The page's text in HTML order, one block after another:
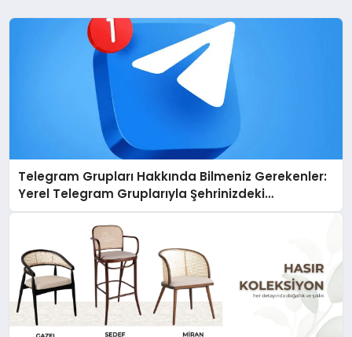
Telegram Grupları Hakkında Bilmeniz Gerekenler:
Yerel Telegram Gruplarıyla Şehrinizdeki
Topluluklara Ulaşın